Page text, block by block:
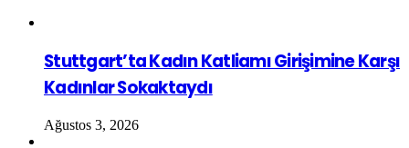
Stuttgart’ta Kadın Katliamı Girişimine Karşı
Kadınlar Sokaktaydı
Ağustos 3, 2026